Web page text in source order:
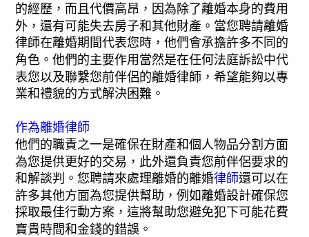
的經歷，而且代價高昂，因為除了離婚本身的費用
外，還有可能失去房子和其他財產。當您聘請離婚
律師在離婚期間代表您時，他們會承擔許多不同的
角色。他們的主要作用當然是在任何法庭訴訟中代
表您以及聯繫您前伴侶的離婚律師，希望能夠以專
業和禮貌的方式解決困難。
作為離婚律師
他們的職責之一是確保在財產和個人物品分割方面
為您提供更好的交易，此外還負責您前伴侶要求的
和解談判。您聘請來處理離婚的離婚律師還可以在
許多其他方面為您提供幫助，例如離婚設計確保您
採取最佳行動方案，這將幫助您避免犯下可能花費
寶貴時間和金錢的錯誤。